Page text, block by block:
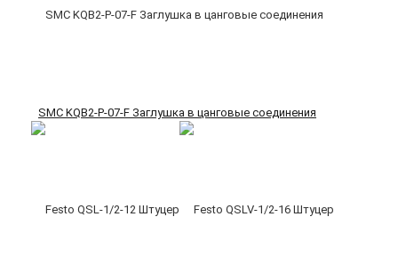
SMC KQB2-P-07-F Заглушка в цанговые соединения